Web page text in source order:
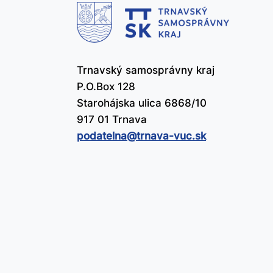
Trnavský samosprávny kraj
P.O.Box 128
Starohájska ulica 6868/10
917 01 Trnava
podatelna@​trnava-vuc.sk